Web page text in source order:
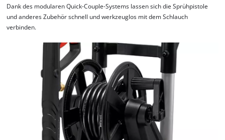
Dank des modularen Quick-Couple-Systems lassen sich die Sprühpistole
und anderes Zubehör schnell und werkzeuglos mit dem Schlauch
verbinden.